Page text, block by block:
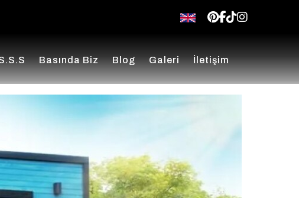
pinterest
facebook
tiktok
Basında Biz Blog Galeri İletişim